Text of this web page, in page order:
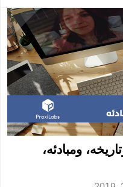
ومبادئه،